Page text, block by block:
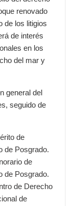
renovado
de los litigios
de interés
en los
del mar y
general del
seguido de
de
de Posgrado.
de
de Posgrado.
de Derecho
de